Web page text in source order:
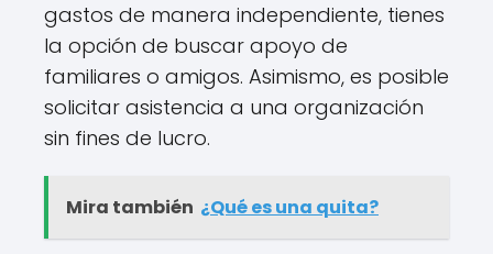
gastos de manera independiente, tienes
la opción de buscar apoyo de
familiares o amigos. Asimismo, es posible
solicitar asistencia a una organización
sin fines de lucro.
Mira también ¿Qué es una quita?